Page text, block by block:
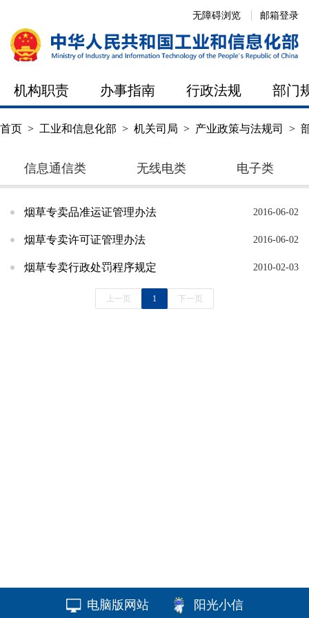
邮箱登录
无障碍浏览
机构职责 办事指南 行政法规 部门
首页 > 工业和信息化部 > 机关司局 > 产业政策与法规司 >
信息通信类 无线电类 电子类
烟草专卖品准运证管理办法 2016-06-02
烟草专卖许可证管理办法 2016-06-02
烟草专卖行政处罚程序规定 2010-02-03
上一页 1 下一页
电脑版网站 阳光小信